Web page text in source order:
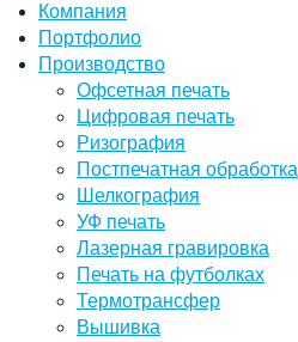
Компания
Портфолио
Производство
Офсетная печать
Цифровая печать
Ризография
Постпечатная обработка
Шелкография
УФ печать
Лазерная гравировка
Печать на футболках
Термотрансфер
Вышивка